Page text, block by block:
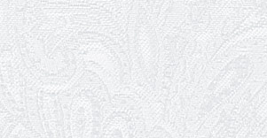
10.03.2026
Ювілей Тетяни Хамітової
03.03.2026
Ювілей Сергія Богаченка
02.03.2026